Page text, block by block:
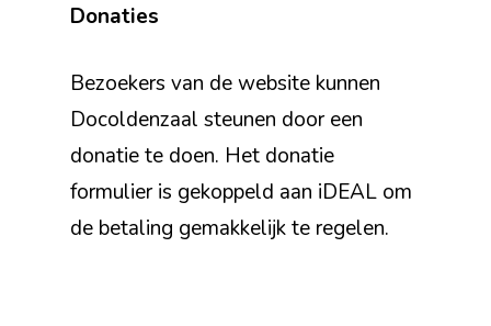
Donaties
Bezoekers van de website kunnen
Docoldenzaal steunen door een
donatie te doen. Het donatie
formulier is gekoppeld aan iDEAL om
de betaling gemakkelijk te regelen.